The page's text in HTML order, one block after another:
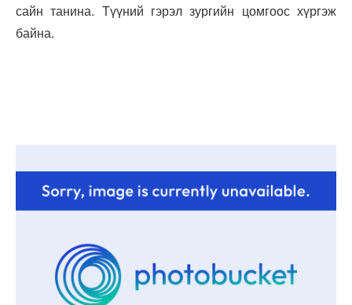
сайн танина. Түүний гэрэл зургийн цомгоос хүргэж
байна.